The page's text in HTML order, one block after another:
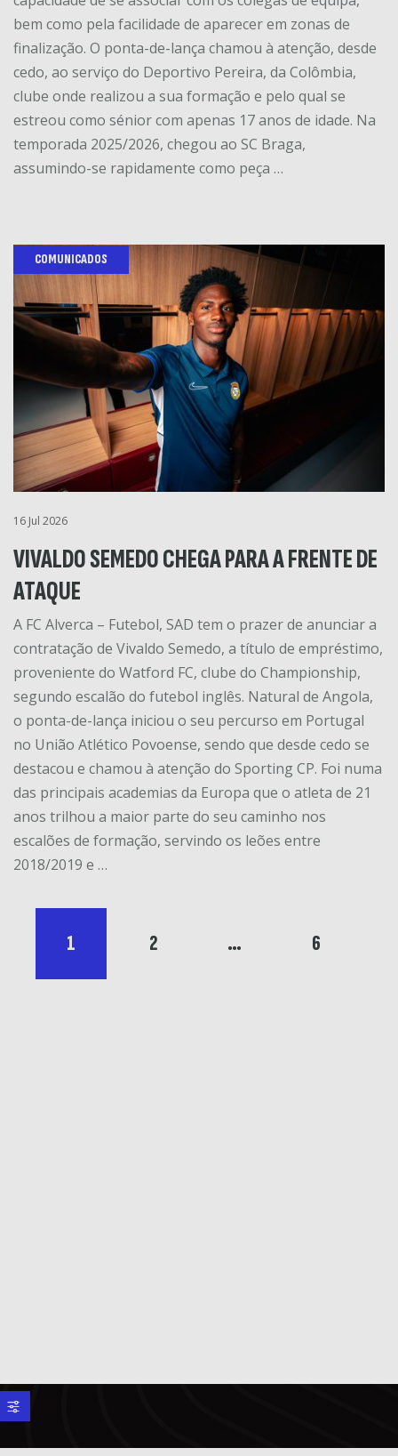
bem como pela facilidade de aparecer em zonas de
finalização. O ponta-de-lança chamou à atenção, desde
cedo, ao serviço do Deportivo Pereira, da Colômbia,
clube onde realizou a sua formação e pelo qual se
estreou como sénior com apenas 17 anos de idade. Na
temporada 2025/2026, chegou ao SC Braga,
assumindo-se rapidamente como peça …
COMUNICADOS
16 Jul 2026
VIVALDO SEMEDO CHEGA PARA A FRENTE DE
ATAQUE
A FC Alverca – Futebol, SAD tem o prazer de anunciar a
contratação de Vivaldo Semedo, a título de empréstimo,
proveniente do Watford FC, clube do Championship,
segundo escalão do futebol inglês. Natural de Angola,
o ponta-de-lança iniciou o seu percurso em Portugal
no União Atlético Povoense, sendo que desde cedo se
destacou e chamou à atenção do Sporting CP. Foi numa
das principais academias da Europa que o atleta de 21
anos trilhou a maior parte do seu caminho nos
escalões de formação, servindo os leões entre
2018/2019 e …
1 2 … 6